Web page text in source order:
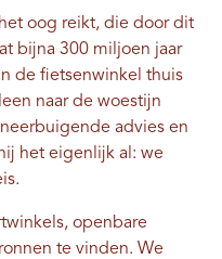
oog reikt, die door dit
bijna 300 miljoen jaar
de fietsenwinkel thuis
naar de woestijn
advies en
het eigenlijk al: we
openbare
te vinden. We